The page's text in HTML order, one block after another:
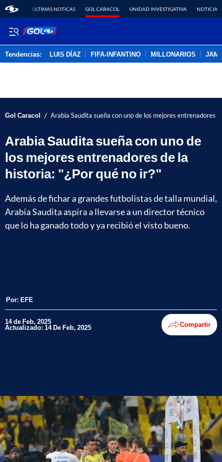
ÚLTIMAS NOTICAS GOL CARACOL UNIDAD INVESTIGATIVA NOTICIAS
Tendencias: LUIS DÍAZ FIFA-INFANTINO MILLONARIOS
Gol Caracol / Arabia Saudita sueña con uno de los mejores entrenadores
Arabia Saudita sueña con uno de
los mejores entrenadores de la
historia: "¿Por qué no ir?"
Además de fichar a grandes futbolistas de talla mundial,
Arabia Saudita aspira a llevarse a un director técnico
que lo ha ganado todo y ya recibió el visto bueno.
Por: EFE
14 de Feb, 2025
Actualizado: 14 De Feb, 2025 Compartir